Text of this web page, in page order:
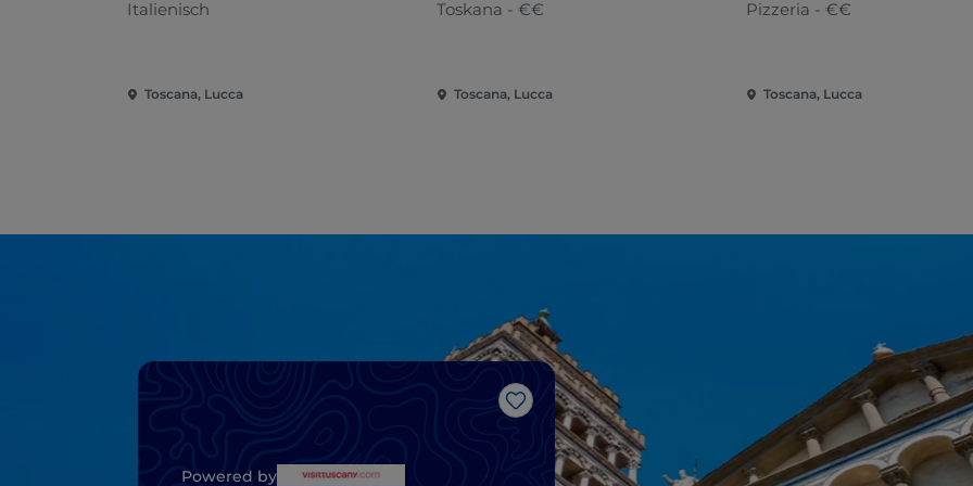
Italienisch
Toscana, Lucca
Toskana - €€
Toscana, Lucca
Pizzeria - €€
Toscana, Lucca
Like
Powered by